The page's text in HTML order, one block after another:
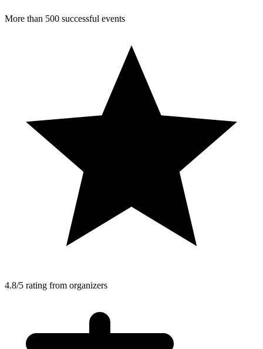
More than 500 successful events
4.8/5 rating from organizers